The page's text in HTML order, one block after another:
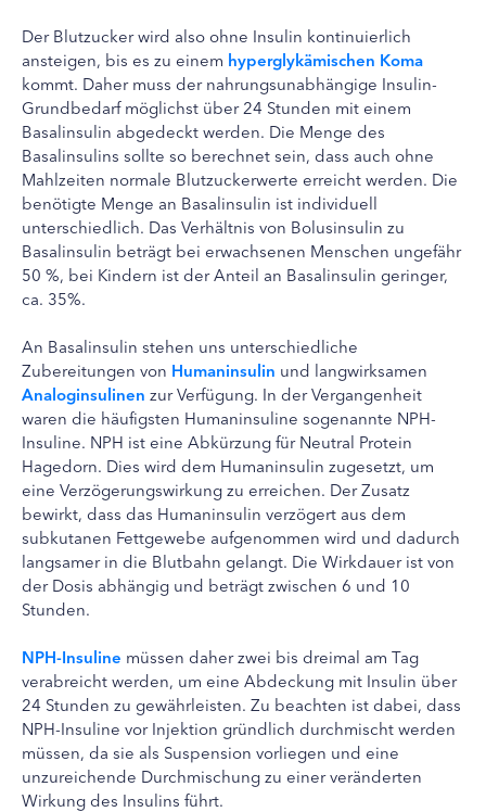
Der Blutzucker wird also ohne Insulin kontinuierlich
ansteigen, bis es zu einem hyperglykämischen Koma
kommt. Daher muss der nahrungsunabhängige Insulin-
Grundbedarf möglichst über 24 Stunden mit einem
Basalinsulin abgedeckt werden. Die Menge des
Basalinsulins sollte so berechnet sein, dass auch ohne
Mahlzeiten normale Blutzuckerwerte erreicht werden. Die
benötigte Menge an Basalinsulin ist individuell
unterschiedlich. Das Verhältnis von Bolusinsulin zu
Basalinsulin beträgt bei erwachsenen Menschen ungefähr
50 %, bei Kindern ist der Anteil an Basalinsulin geringer,
ca. 35%.
An Basalinsulin stehen uns unterschiedliche
Zubereitungen von Humaninsulin und langwirksamen
Analoginsulinen zur Verfügung. In der Vergangenheit
waren die häufigsten Humaninsuline sogenannte NPH-
Insuline. NPH ist eine Abkürzung für Neutral Protein
Hagedorn. Dies wird dem Humaninsulin zugesetzt, um
eine Verzögerungswirkung zu erreichen. Der Zusatz
bewirkt, dass das Humaninsulin verzögert aus dem
subkutanen Fettgewebe aufgenommen wird und dadurch
langsamer in die Blutbahn gelangt. Die Wirkdauer ist von
der Dosis abhängig und beträgt zwischen 6 und 10
Stunden.
NPH-Insuline müssen daher zwei bis dreimal am Tag
verabreicht werden, um eine Abdeckung mit Insulin über
24 Stunden zu gewährleisten. Zu beachten ist dabei, dass
NPH-Insuline vor Injektion gründlich durchmischt werden
müssen, da sie als Suspension vorliegen und eine
unzureichende Durchmischung zu einer veränderten
Wirkung des Insulins führt.